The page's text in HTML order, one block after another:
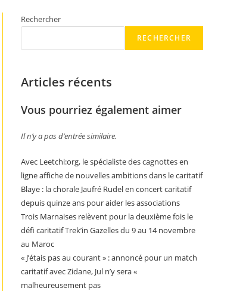
Rechercher
RECHERCHER
Articles récents
Vous pourriez également aimer
Il n’y a pas d’entrée similaire.
Avec Leetchi:org, le spécialiste des cagnottes en
ligne affiche de nouvelles ambitions dans le caritatif
Blaye : la chorale Jaufré Rudel en concert caritatif
depuis quinze ans pour aider les associations
Trois Marnaises relèvent pour la deuxième fois le
défi caritatif Trek’in Gazelles du 9 au 14 novembre
au Maroc
« J’étais pas au courant » : annoncé pour un match
caritatif avec Zidane, Jul n’y sera «
malheureusement pas